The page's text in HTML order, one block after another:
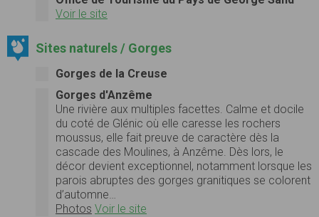
Voir le site
Sites naturels / Gorges
Gorges de la Creuse
Gorges d'Anzême
Une rivière aux multiples facettes. Calme et docile
du coté de Glénic où elle caresse les rochers
moussus, elle fait preuve de caractère dès la
cascade des Moulines, à Anzême. Dès lors, le
décor devient exceptionnel, notamment lorsque les
parois abruptes des gorges granitiques se colorent
d’automne…
Photos Voir le site